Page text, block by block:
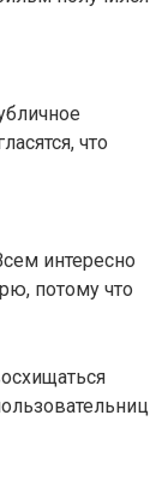
что
интересно
потому что